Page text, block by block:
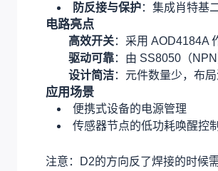
防反接与保护：集成肖特基
电路亮点
高效开关：采用 AOD4184A
驱动可靠：由 SS8050（
设计简洁：元件数量少，布
应用场景
便携式设备的电源管理
传感器节点的低功耗唤醒控制
注意：D2的方向反了焊接的时候